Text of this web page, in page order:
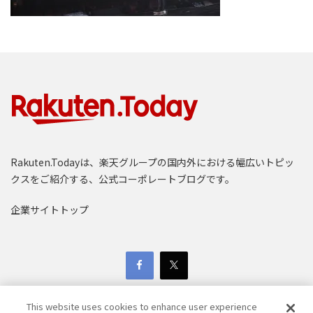
Rakuten.Todayは、楽天グループの国内外における幅広いトピッ
クスをご紹介する、公式コーポレートブログです。
企業サイトトップ
This website uses cookies to enhance user experience